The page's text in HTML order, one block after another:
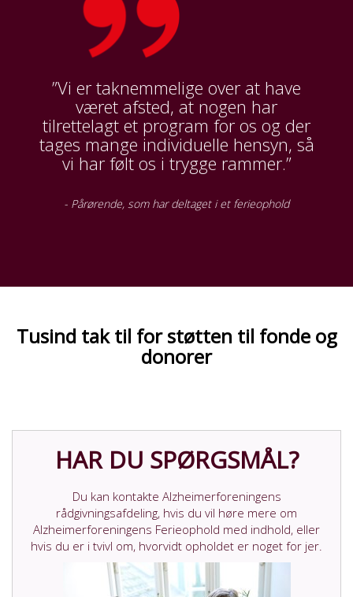
”Vi er taknemmelige over at have
været afsted, at nogen har
tilrettelagt et program for os og der
tages mange individuelle hensyn, så
vi har følt os i trygge rammer.”
- Pårørende, som har deltaget i et ferieophold
Tusind tak til for støtten til fonde og
donorer
HAR DU SPØRGSMÅL?
Du kan kontakte Alzheimerforeningens
rådgivningsafdeling, hvis du vil høre mere om
Alzheimerforeningens Ferieophold med indhold, eller
hvis du er i tvivl om, hvorvidt opholdet er noget for jer.